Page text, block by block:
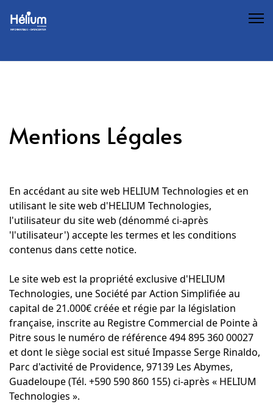
Mentions Légales
En accédant au site web HELIUM Technologies et en
utilisant le site web d'HELIUM Technologies,
l'utilisateur du site web (dénommé ci-après
'l'utilisateur') accepte les termes et les conditions
contenus dans cette notice.
Le site web est la propriété exclusive d'HELIUM
Technologies, une Société par Action Simplifiée au
capital de 21.000€ créée et régie par la législation
française, inscrite au Registre Commercial de Pointe à
Pitre sous le numéro de référence 494 895 360 00027
et dont le siège social est situé Impasse Serge Rinaldo,
Parc d'activité de Providence, 97139 Les Abymes,
Guadeloupe (Tél. +590 590 860 155) ci-après « HELIUM
Technologies ».